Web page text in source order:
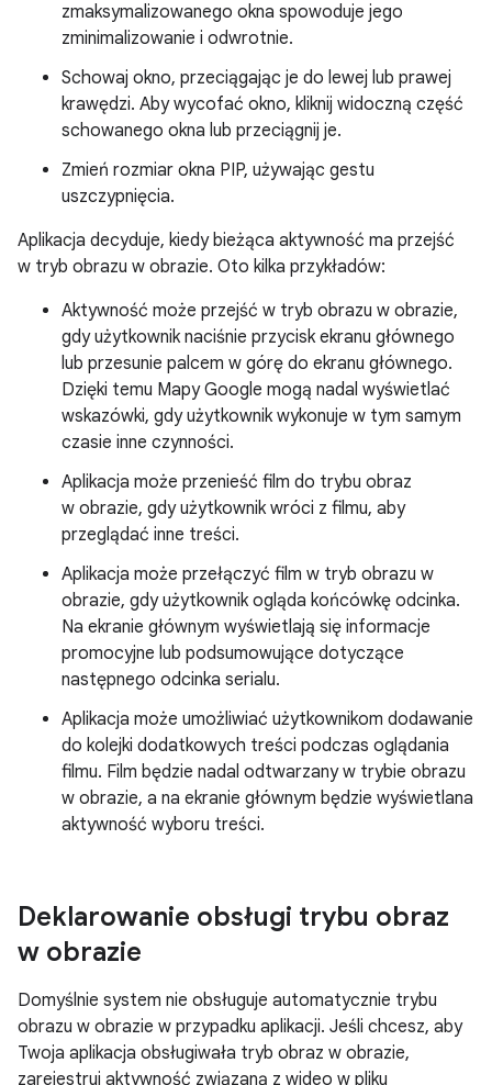
zmaksymalizowanego okna spowoduje jego
zminimalizowanie i odwrotnie.
Schowaj okno, przeciągając je do lewej lub prawej
krawędzi. Aby wycofać okno, kliknij widoczną część
schowanego okna lub przeciągnij je.
Zmień rozmiar okna PIP, używając gestu
uszczypnięcia.
Aplikacja decyduje, kiedy bieżąca aktywność ma przejść
w tryb obrazu w obrazie. Oto kilka przykładów:
Aktywność może przejść w tryb obrazu w obrazie,
gdy użytkownik naciśnie przycisk ekranu głównego
lub przesunie palcem w górę do ekranu głównego.
Dzięki temu Mapy Google mogą nadal wyświetlać
wskazówki, gdy użytkownik wykonuje w tym samym
czasie inne czynności.
Aplikacja może przenieść film do trybu obraz
w obrazie, gdy użytkownik wróci z filmu, aby
przeglądać inne treści.
Aplikacja może przełączyć film w tryb obrazu w
obrazie, gdy użytkownik ogląda końcówkę odcinka.
Na ekranie głównym wyświetlają się informacje
promocyjne lub podsumowujące dotyczące
następnego odcinka serialu.
Aplikacja może umożliwiać użytkownikom dodawanie
do kolejki dodatkowych treści podczas oglądania
filmu. Film będzie nadal odtwarzany w trybie obrazu
w obrazie, a na ekranie głównym będzie wyświetlana
aktywność wyboru treści.
Deklarowanie obsługi trybu obraz
w obrazie
Domyślnie system nie obsługuje automatycznie trybu
obrazu w obrazie w przypadku aplikacji. Jeśli chcesz, aby
Twoja aplikacja obsługiwała tryb obraz w obrazie,
zarejestruj aktywność związaną z wideo w pliku